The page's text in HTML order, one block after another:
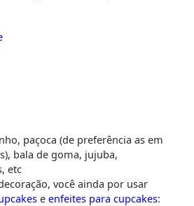
paçoca (de preferência as em
bala de goma, jujuba,
etc
você ainda por usar
eenfeites para cupcakes: